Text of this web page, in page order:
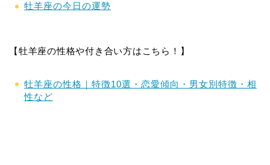
牡羊座の今日の運勢
【牡羊座の性格や付き合い方はこちら！】
牡羊座の性格｜特徴10選・恋愛傾向・男女別特徴・相
性など